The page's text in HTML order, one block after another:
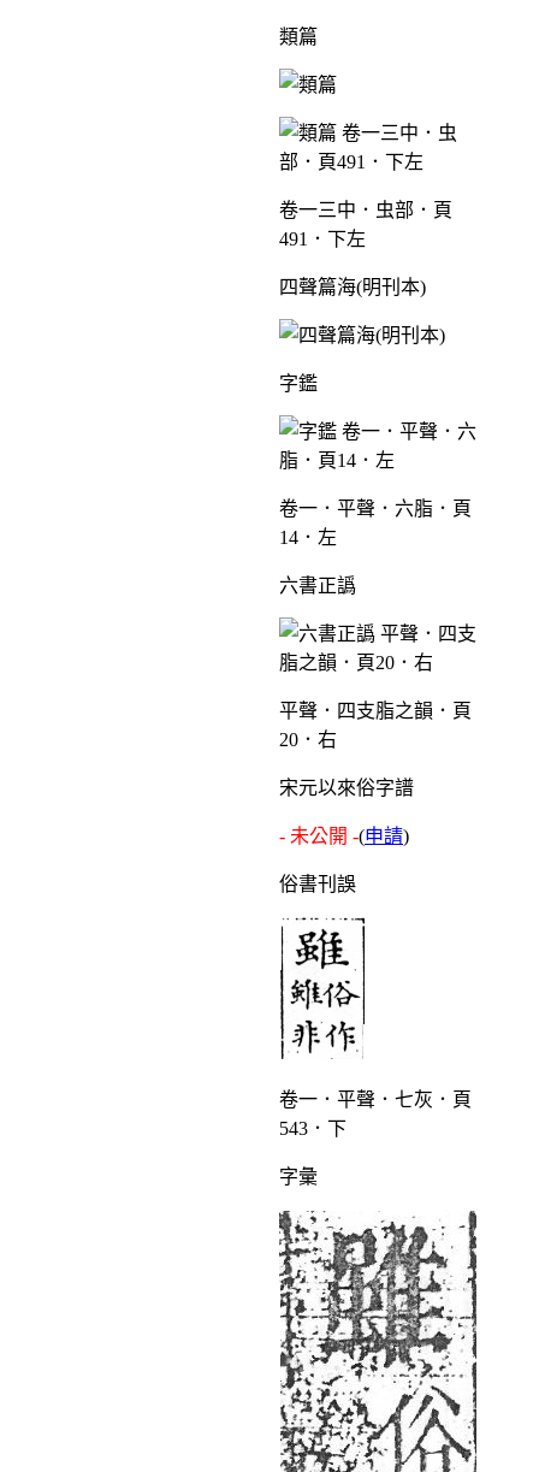
類篇
卷一三中．虫部．頁
491．下左
四聲篇海(明刊本)
字鑑
卷一．平聲．六脂．頁
14．左
六書正譌
平聲．四支脂之韻．頁
20．右
宋元以來俗字譜
- 未公開 -(申請)
俗書刊誤
卷一．平聲．七灰．頁
543．下
字彙